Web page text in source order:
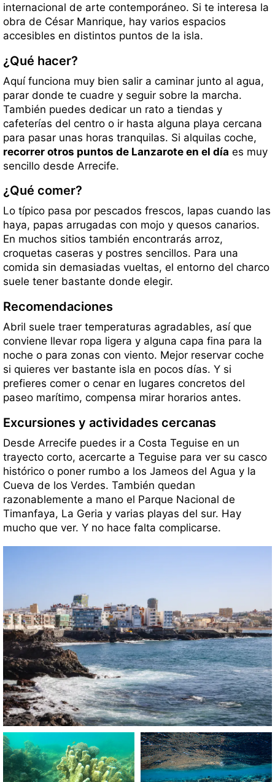
internacional de arte contemporáneo. Si te interesa la
obra de César Manrique, hay varios espacios
accesibles en distintos puntos de la isla.
¿Qué hacer?
Aquí funciona muy bien salir a caminar junto al agua,
parar donde te cuadre y seguir sobre la marcha.
También puedes dedicar un rato a tiendas y
cafeterías del centro o ir hasta alguna playa cercana
para pasar unas horas tranquilas. Si alquilas coche,
recorrer otros puntos de Lanzarote en el día es muy
sencillo desde Arrecife.
¿Qué comer?
Lo típico pasa por pescados frescos, lapas cuando las
haya, papas arrugadas con mojo y quesos canarios.
En muchos sitios también encontrarás arroz,
croquetas caseras y postres sencillos. Para una
comida sin demasiadas vueltas, el entorno del charco
suele tener bastante donde elegir.
Recomendaciones
Abril suele traer temperaturas agradables, así que
conviene llevar ropa ligera y alguna capa fina para la
noche o para zonas con viento. Mejor reservar coche
si quieres ver bastante isla en pocos días. Y si
prefieres comer o cenar en lugares concretos del
paseo marítimo, compensa mirar horarios antes.
Excursiones y actividades cercanas
Desde Arrecife puedes ir a Costa Teguise en un
trayecto corto, acercarte a Teguise para ver su casco
histórico o poner rumbo a los Jameos del Agua y la
Cueva de los Verdes. También quedan
razonablemente a mano el Parque Nacional de
Timanfaya, La Geria y varias playas del sur. Hay
mucho que ver. Y no hace falta complicarse.